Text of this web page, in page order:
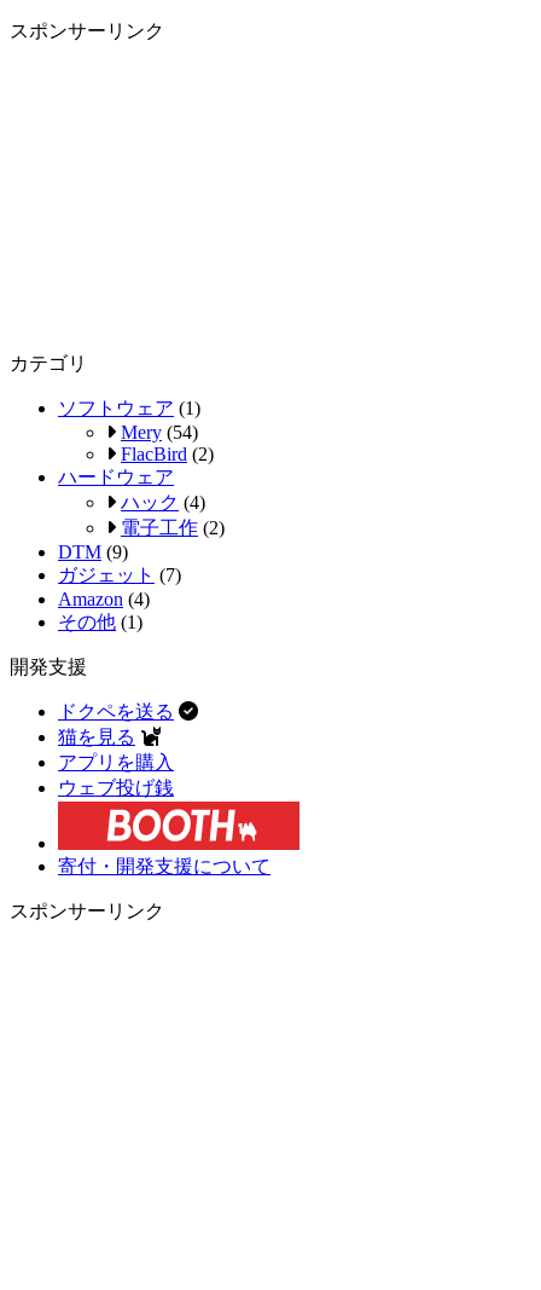
スポンサーリンク
カテゴリ
ソフトウェア (1)
Mery (54)
FlacBird (2)
ハードウェア
ハック (4)
電子工作 (2)
DTM (9)
ガジェット (7)
Amazon (4)
その他 (1)
開発支援
ドクペを送る
猫を見る
アプリを購入
ウェブ投げ銭
寄付・開発支援について
スポンサーリンク